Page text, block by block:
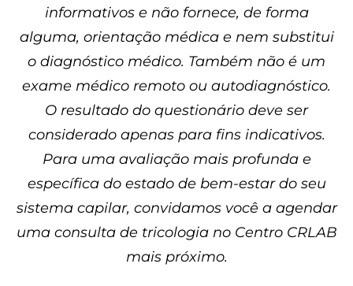
informativos e não fornece, de forma
alguma, orientação médica e nem substitui
o diagnóstico médico. Também não é um
exame médico remoto ou autodiagnóstico.
O resultado do questionário deve ser
considerado apenas para fins indicativos.
Para uma avaliação mais profunda e
específica do estado de bem-estar do seu
sistema capilar, convidamos você a agendar
uma consulta de tricologia no Centro CRLAB
mais próximo.